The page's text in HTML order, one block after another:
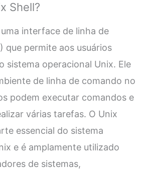
Shell?
interface de linha de
que permite aos usuários
sistema operacional Unix. Ele
de linha de comando no
podem executar comandos e
várias tarefas. O Unix
essencial do sistema
e é amplamente utilizado
de sistemas,